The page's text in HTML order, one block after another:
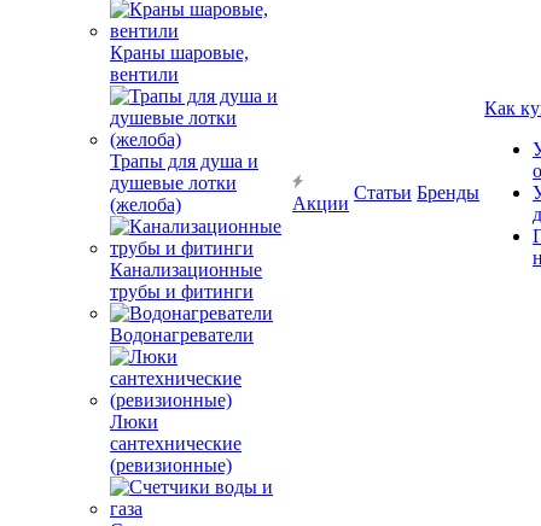
Краны шаровые,
вентили
Трапы для душа и
душевые лотки
(желоба)
Канализационные
трубы и фитинги
Водонагреватели
Люки
сантехнические
(ревизионные)
Акции
Статьи Бренды
Как